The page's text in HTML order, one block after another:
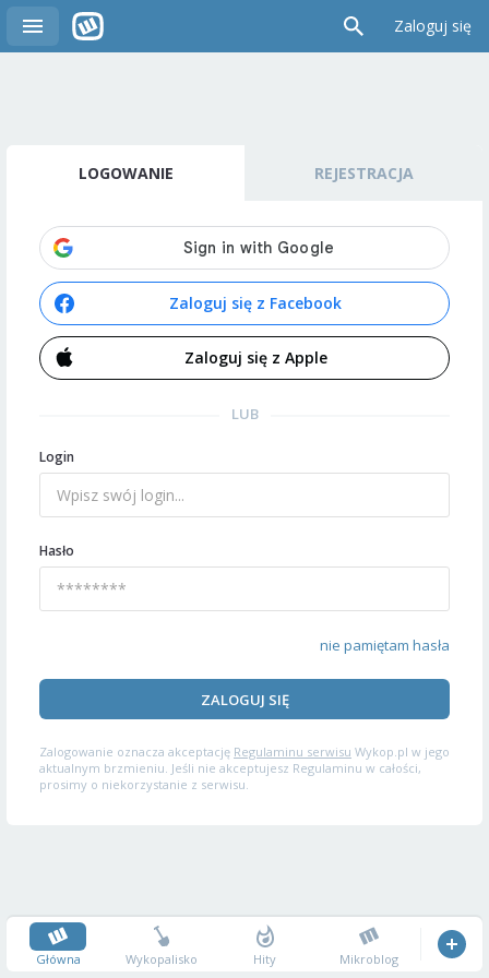
Zaloguj się
LOGOWANIE REJESTRACJA
Zaloguj się z Facebook
Zaloguj się z Apple
LUB
Login
Hasło
nie pamiętam hasła
ZALOGUJ SIĘ
Zalogowanie oznacza akceptację Regulaminu serwisu Wykop.pl w jego
aktualnym brzmieniu. Jeśli nie akceptujesz Regulaminu w całości,
prosimy o niekorzystanie z serwisu.
Główna Wykopalisko Hity Mikroblog